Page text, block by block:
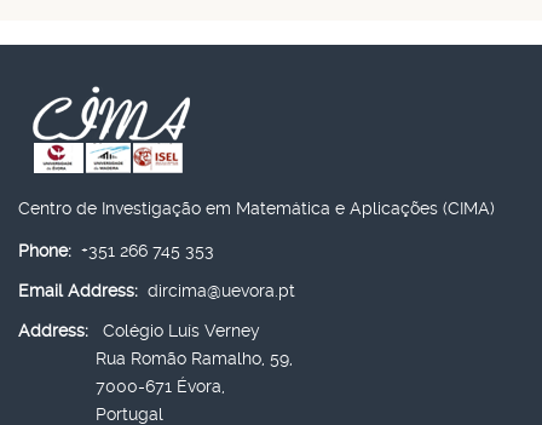
Centro de Investigação em Matemática e Aplicações (CIMA)
Phone: +351 266 745 353
Email Address: dircima@uevora.pt
Address:
Colégio Luís Verney
Rua Romão Ramalho, 59,
7000-671 Évora,
Portugal